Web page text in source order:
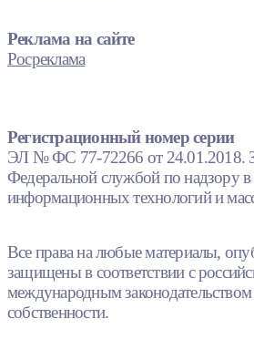
Реклама на сайте
Росреклама
Регистрационный номер серии
ЭЛ № ФС 77-72266 от 24.01.2018.
Федеральной службой по надзору в
информационных технологий и
Все права на любые материалы,
защищены в соответствии с
международным законодательством
собственности.